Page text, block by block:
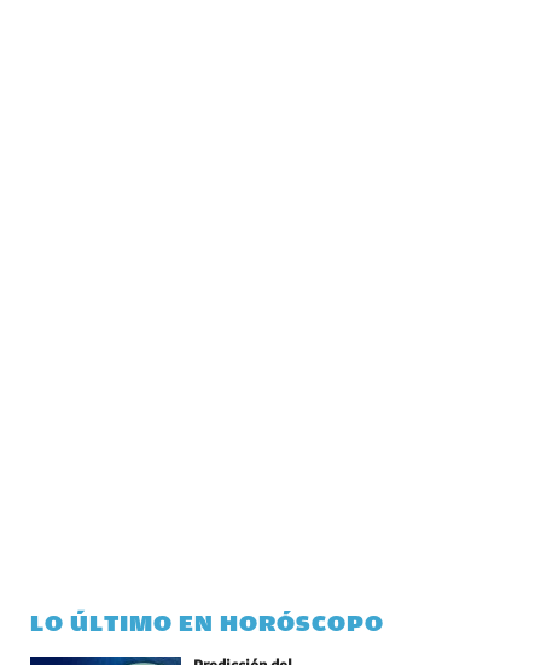
LO ÚLTIMO EN HORÓSCOPO